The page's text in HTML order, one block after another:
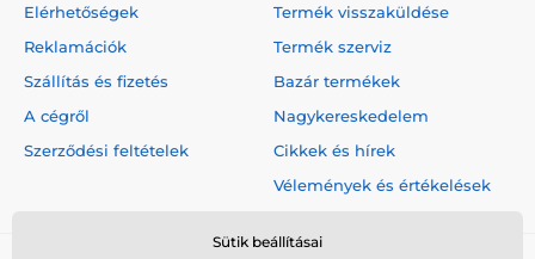
Elérhetőségek
Reklamációk
Szállítás és fizetés
A cégről
Szerződési feltételek
Termék visszaküldése
Termék szerviz
Bazár termékek
Nagykereskedelem
Cikkek és hírek
Vélemények és értékelések
Sütik beállításai